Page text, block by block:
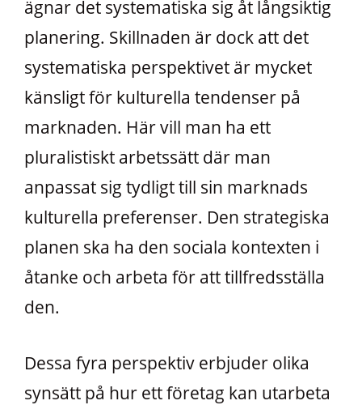
ägnar det systematiska sig åt långsiktig
planering. Skillnaden är dock att det
systematiska perspektivet är mycket
känsligt för kulturella tendenser på
marknaden. Här vill man ha ett
pluralistiskt arbetssätt där man
anpassat sig tydligt till sin marknads
kulturella preferenser. Den strategiska
planen ska ha den sociala kontexten i
åtanke och arbeta för att tillfredsställa
den.
Dessa fyra perspektiv erbjuder olika
synsätt på hur ett företag kan utarbeta